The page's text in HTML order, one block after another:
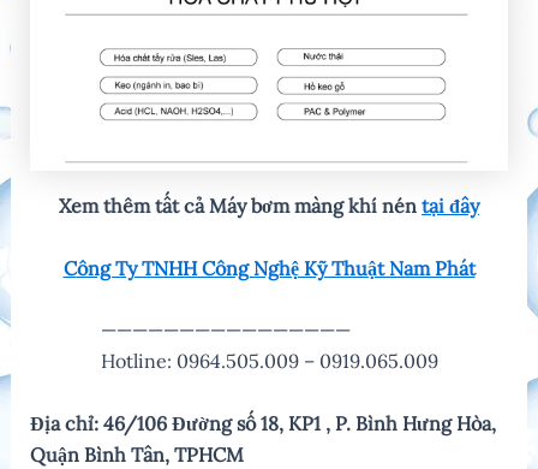
Xem thêm tất cả Máy bơm màng khí nén tại đây
Công Ty TNHH Công Nghệ Kỹ Thuật Nam Phát
————————————————
Hotline: 0964.505.009 – 0919.065.009
Địa chỉ: 46/106 Đường số 18, KP1 , P. Bình Hưng Hòa,
Quận Bình Tân, TPHCM